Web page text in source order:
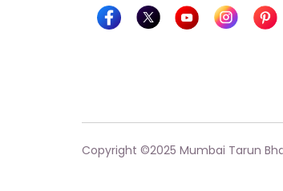
Copyright ©2025 Mumbai Tarun